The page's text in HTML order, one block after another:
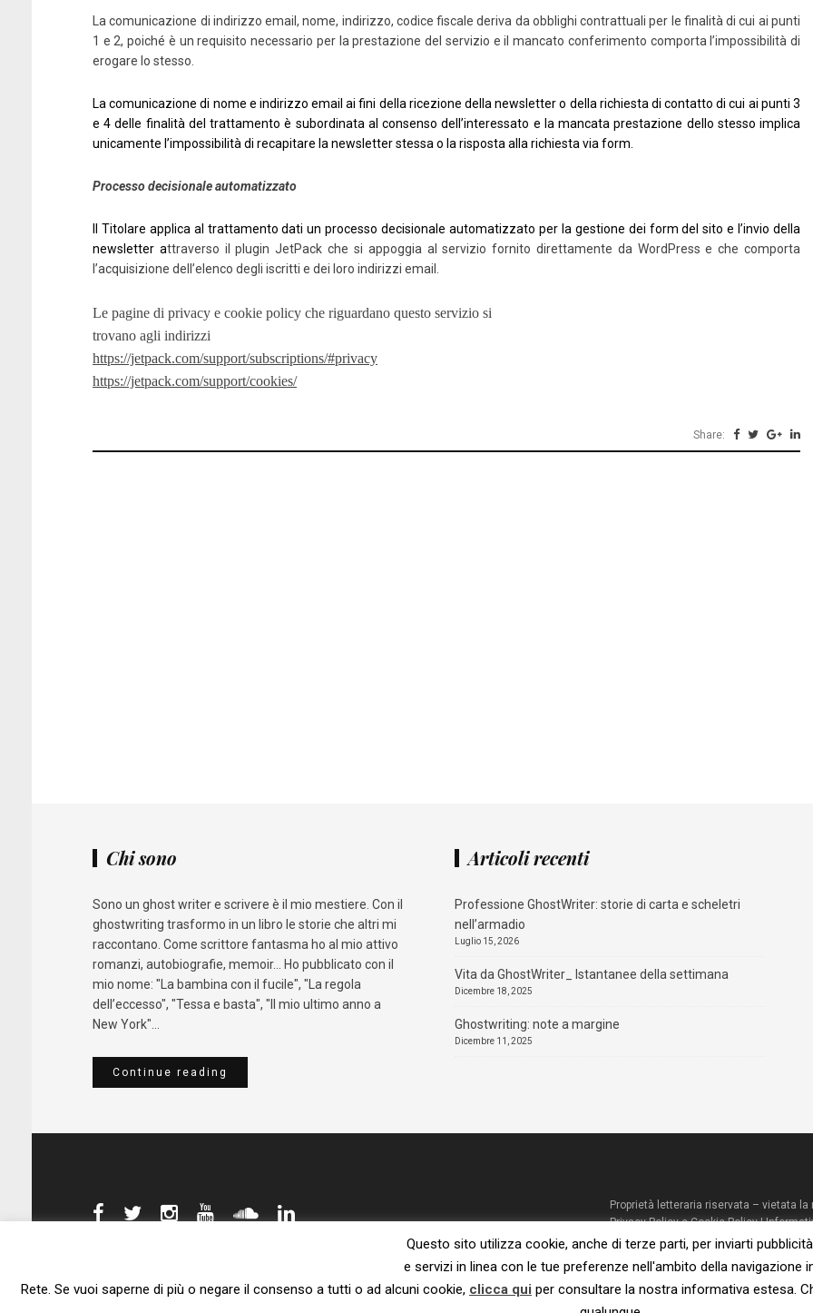
La comunicazione di indirizzo email, nome, indirizzo, codice fiscale deriva da obblighi contrattuali per le finalità di cui ai punti
1 e 2, poiché è un requisito necessario per la prestazione del servizio e il mancato conferimento comporta l’impossibilità di
erogare lo stesso.
La comunicazione di nome e indirizzo email ai fini della ricezione della newsletter o della richiesta di contatto di cui ai punti 3
e 4 delle finalità del trattamento è subordinata al consenso dell’interessato e la mancata prestazione dello stesso implica
unicamente l’impossibilità di recapitare la newsletter stessa o la risposta alla richiesta via form.
Processo decisionale automatizzato
Il Titolare applica al trattamento dati un processo decisionale automatizzato per la gestione dei form del sito e l’invio della
newsletter attraverso il plugin JetPack che si appoggia al servizio fornito direttamente da WordPress e che comporta
l’acquisizione dell’elenco degli iscritti e dei loro indirizzi email.
Le pagine di privacy e cookie policy che riguardano questo servizio si
trovano agli indirizzi
https://jetpack.com/support/subscriptions/#privacy
https://jetpack.com/support/cookies/
Share:
Chi sono
Sono un ghost writer e scrivere è il mio mestiere. Con il
ghostwriting trasformo in un libro le storie che altri mi
raccontano. Come scrittore fantasma ho al mio attivo
romanzi, autobiografie, memoir... Ho pubblicato con il
mio nome: "La bambina con il fucile", "La regola
dell’eccesso", "Tessa e basta", "Il mio ultimo anno a
New York"...
Continue reading
Articoli recenti
Professione GhostWriter: storie di carta e scheletri
nell’armadio
Luglio 15, 2026
Vita da GhostWriter_ Istantanee della settimana
Dicembre 18, 2025
Ghostwriting: note a margine
Dicembre 11, 2025
Proprietà letteraria riservata – vietata la
Privacy Policy e Cookie Policy|
© 2023 – Susanna De Ciechi.
Questo sito utilizza cookie, anche di terze parti, per inviarti pubblicità
e servizi in linea con le tue preferenze nell'ambito della navigazione
Rete. Se vuoi saperne di più o negare il consenso a tutti o ad alcuni cookie, clicca qui per consultare la nostra informativa estesa.